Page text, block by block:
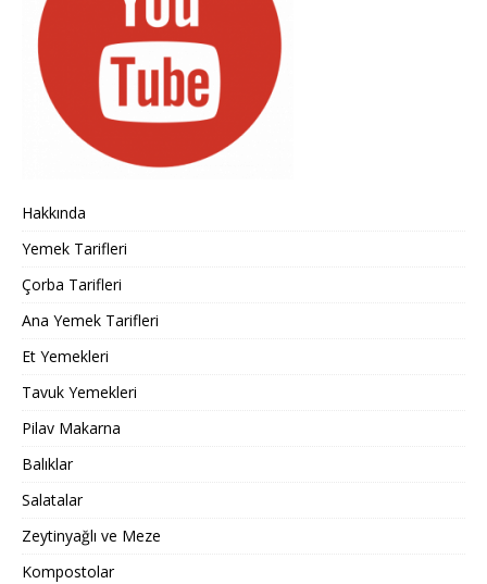
Hakkında
Yemek Tarifleri
Çorba Tarifleri
Ana Yemek Tarifleri
Et Yemekleri
Tavuk Yemekleri
Pilav Makarna
Balıklar
Salatalar
Zeytinyağlı ve Meze
Kompostolar